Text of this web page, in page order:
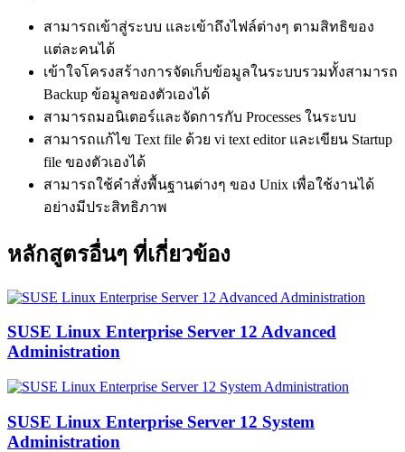
สามารถเข้าสู่ระบบ และเข้าถึงไฟล์ต่างๆ ตามสิทธิของ
แต่ละคนได้
เข้าใจโครงสร้างการจัดเก็บข้อมูลในระบบรวมทั้งสามารถ
Backup ข้อมูลของตัวเองได้
สามารถมอนิเตอร์และจัดการกับ Processes ในระบบ
สามารถแก้ไข Text file ด้วย vi text editor และเขียน Startup
file ของตัวเองได้
สามารถใช้คำสั่งพื้นฐานต่างๆ ของ Unix เพื่อใช้งานได้
อย่างมีประสิทธิภาพ
หลักสูตรอื่นๆ ที่เกี่ยวข้อง
SUSE Linux Enterprise Server 12 Advanced
Administration
SUSE Linux Enterprise Server 12 System
Administration